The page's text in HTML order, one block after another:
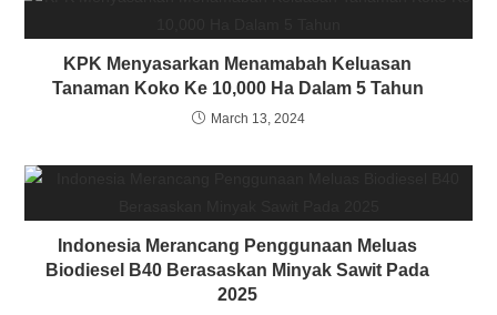
KPK Menyasarkan Menamabah Keluasan
Tanaman Koko Ke 10,000 Ha Dalam 5 Tahun
March 13, 2024
Indonesia Merancang Penggunaan Meluas
Biodiesel B40 Berasaskan Minyak Sawit Pada
2025